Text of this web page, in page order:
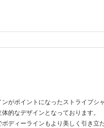
がポイントになったストライプシャ
的なデザインとなっております。
ディーラインもより美しく引き立